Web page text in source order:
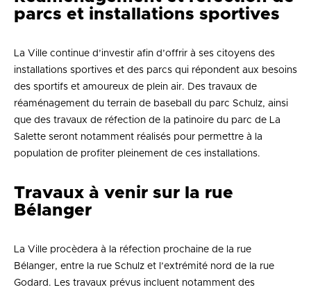
parcs et installations sportives
La Ville continue d’investir afin d’offrir à ses citoyens des
installations sportives et des parcs qui répondent aux besoins
des sportifs et amoureux de plein air. Des travaux de
réaménagement du terrain de baseball du parc Schulz, ainsi
que des travaux de réfection de la patinoire du parc de La
Salette seront notamment réalisés pour permettre à la
population de profiter pleinement de ces installations.
Travaux à venir sur la rue
Bélanger
La Ville procèdera à la réfection prochaine de la rue
Bélanger, entre la rue Schulz et l’extrémité nord de la rue
Godard. Les travaux prévus incluent notamment des